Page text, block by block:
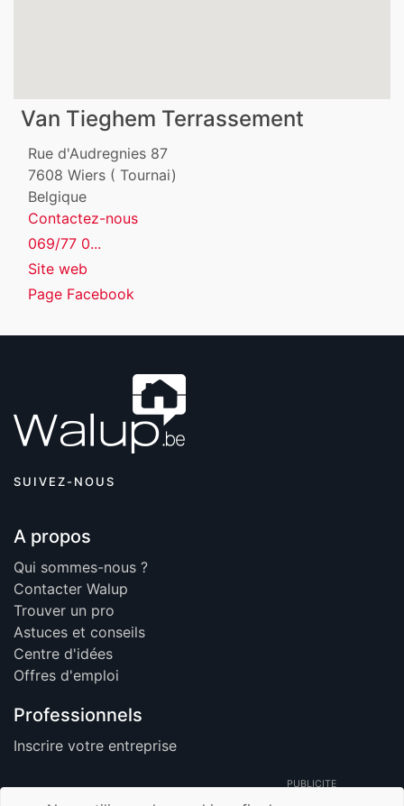
Van Tieghem Terrassement
Rue d'Audregnies 87
7608 Wiers ( Tournai)
Belgique
Contactez-nous
069/77 0...
Site web
Page Facebook
SUIVEZ-NOUS
A propos
Qui sommes-nous ?
Contacter Walup
Trouver un pro
Astuces et conseils
Centre d'idées
Offres d'emploi
Professionnels
Inscrire votre entreprise
PUBLICITE